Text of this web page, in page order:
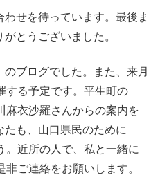
せを待っています。最後ま
とうございました。
ブログでした。また、来月
する予定です。平生町の
麻衣沙羅さんからの案内を
も、山口県民のために
。近所の人で、私と一緒に
ご連絡をお願いします。